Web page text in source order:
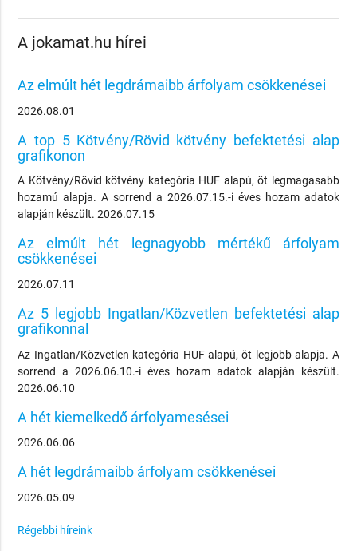
A jokamat.hu hírei
Az elmúlt hét legdrámaibb árfolyam csökkenései
2026.08.01
A top 5 Kötvény/Rövid kötvény befektetési alap
grafikonon
A Kötvény/Rövid kötvény kategória HUF alapú, öt legmagasabb
hozamú alapja. A sorrend a 2026.07.15.-i éves hozam adatok
alapján készült. 2026.07.15
Az elmúlt hét legnagyobb mértékű árfolyam
csökkenései
2026.07.11
Az 5 legjobb Ingatlan/Közvetlen befektetési alap
grafikonnal
Az Ingatlan/Közvetlen kategória HUF alapú, öt legjobb alapja. A
sorrend a 2026.06.10.-i éves hozam adatok alapján készült.
2026.06.10
A hét kiemelkedő árfolyamesései
2026.06.06
A hét legdrámaibb árfolyam csökkenései
2026.05.09
Régebbi híreink